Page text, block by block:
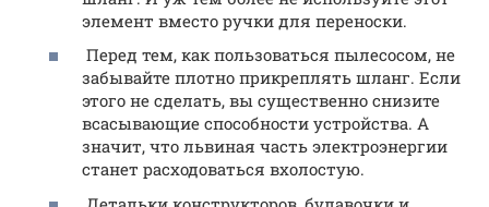
элемент вместо ручки для переноски.
Перед тем, как пользоваться пылесосом, не
забывайте плотно прикреплять шланг. Если
этого не сделать, вы существенно снизите
всасывающие способности устройства. А
значит, что львиная часть электроэнергии
станет расходоваться вхолостую.